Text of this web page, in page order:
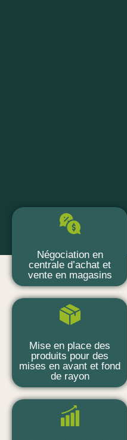
Négociation en
centrale d’achat et
vente en magasins
Mise en place des
produits pour des
mises en avant et fond
de rayon